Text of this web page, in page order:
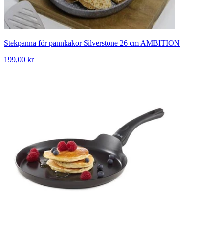
Stekpanna för pannkakor Silverstone 26 cm AMBITION
199,00 kr